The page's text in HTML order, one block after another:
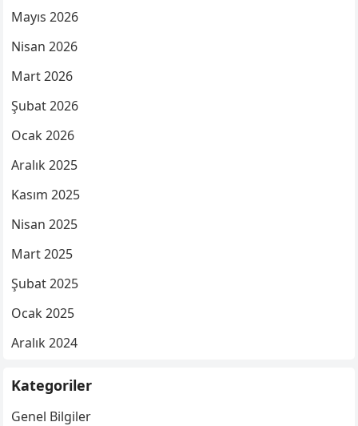
Mayıs 2026
Nisan 2026
Mart 2026
Şubat 2026
Ocak 2026
Aralık 2025
Kasım 2025
Nisan 2025
Mart 2025
Şubat 2025
Ocak 2025
Aralık 2024
Kategoriler
Genel Bilgiler